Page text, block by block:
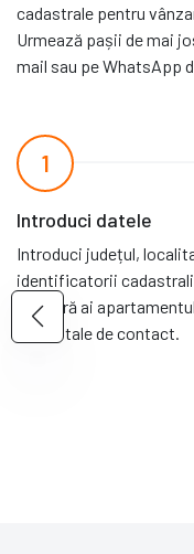
cadastrale pentru
Urmează pașii de mai
mail sau pe WhatsApp
1
Introduci datele
Introduci județul,
identificatorii
funciară ai
datele tale de contact.